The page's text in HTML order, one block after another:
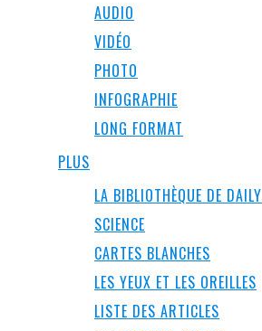
AUDIO
VIDÉO
PHOTO
INFOGRAPHIE
LONG FORMAT
PLUS
LA BIBLIOTHÈQUE DE DAILY
SCIENCE
CARTES BLANCHES
LES YEUX ET LES OREILLES
LISTE DES ARTICLES